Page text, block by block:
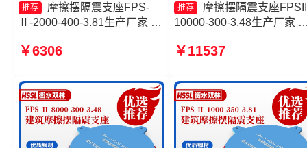
推荐
摩擦摆隔震支座FPS-
Ⅱ-2000-400-3.81生产厂家 摩
座源头工厂 建筑隔震摩擦摆支
￥6306
推荐
摩擦摆隔震支座
10000-300-3.48生产厂家
300-3.48 摩擦摆隔震支座
家 FPS支座厂家
￥11537